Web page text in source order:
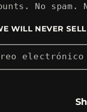
No
WILL NEVER
electrónico